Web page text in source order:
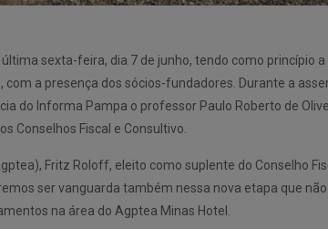
sexta-feira, dia 7 de junho, tendo como princípio
a presença dos sócios-fundadores. Durante a
do Informa Pampa o professor Paulo Roberto de
Conselhos Fiscal e Consultivo.
Fritz Roloff, eleito como suplente do Conselho
ser vanguarda também nessa nova etapa que
na área do Agptea Minas Hotel.